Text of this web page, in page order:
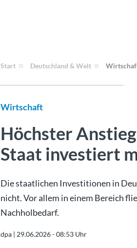
Start Deutschland & Welt
Wirtschaft
Höchster
Staat investiert
Die staatlichen Investitionen in
nicht. Vor allem in einem Bereich
Nachholbedarf.
dpa | 29.06.2026 - 08:53 Uhr